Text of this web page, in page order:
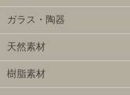
ガラス・陶器
天然素材
樹脂素材